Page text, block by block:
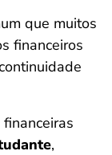
que muitos
financeiros
,